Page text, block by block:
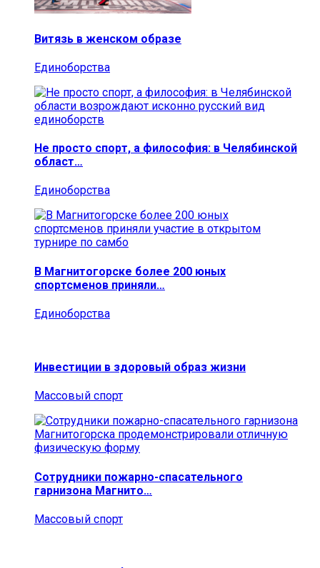
Витязь в женском образе
Единоборства
Не просто спорт, а философия: в Челябинской
област…
Единоборства
В Магнитогорске более 200 юных
спортсменов приняли…
Единоборства
Инвестиции в здоровый образ жизни
Массовый спорт
Сотрудники пожарно-спасательного
гарнизона Магнито…
Массовый спорт